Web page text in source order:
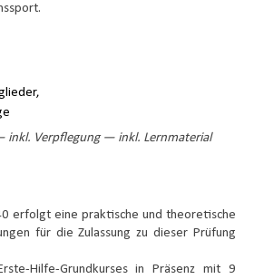
inkl. Verpflegung — inkl. Lernmaterial
erfolgt eine praktische und theoretische
für die Zulassung zu dieser Prüfung
Hilfe-Grundkurses in Präsenz mit 9